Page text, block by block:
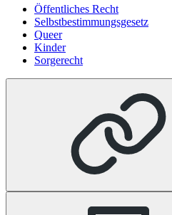
Öffentliches Recht
Selbstbestimmungsgesetz
Queer
Kinder
Sorgerecht